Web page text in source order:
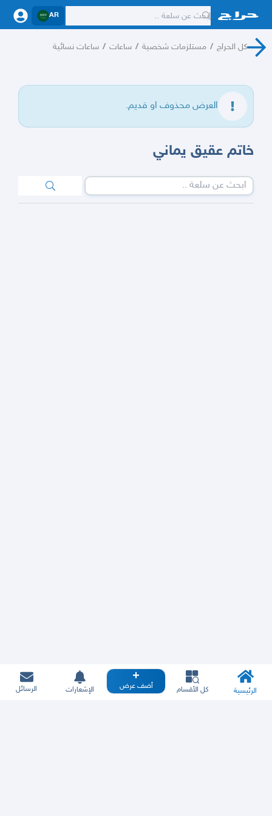
AR
كل الحراج / مستلزمات شخصية / ساعات / ساعات نسائية
العرض محذوف او قديم.
خاتم عقيق يماني
الرئيسية كل الأقسام أضف عرض الإشعارات الرسائل